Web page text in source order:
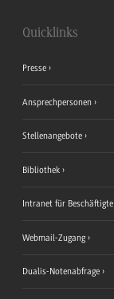
Quicklinks
Presse
Ansprechpersonen
Stellenangebote
Bibliothek
Intranet für Beschäftigte
Webmail-Zugang
Dualis-Notenabfrage